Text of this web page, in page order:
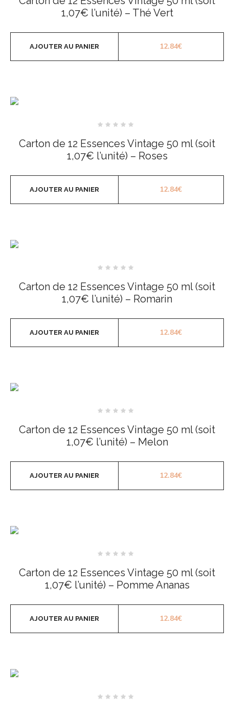
5
1,07€ l’unité) – Thé Vert
12.84€
AJOUTER AU PANIER
sur
5
Carton de 12 Essences Vintage 50 ml (soit
1,07€ l’unité) – Roses
12.84€
AJOUTER AU PANIER
sur
5
Carton de 12 Essences Vintage 50 ml (soit
1,07€ l’unité) – Romarin
12.84€
AJOUTER AU PANIER
sur
5
Carton de 12 Essences Vintage 50 ml (soit
1,07€ l’unité) – Melon
12.84€
AJOUTER AU PANIER
sur
5
Carton de 12 Essences Vintage 50 ml (soit
1,07€ l’unité) – Pomme Ananas
12.84€
AJOUTER AU PANIER